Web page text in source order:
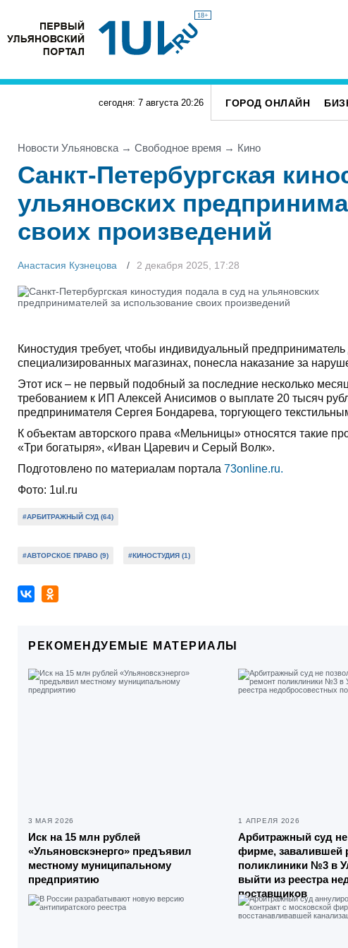
18+
сегодня: 7 августа 20:26 ГОРОД ОНЛАЙН
Новости Ульяновска → Свободное время → Кино
Санкт-Петербургская
ульяновских
своих произведений
Анастасия Кузнецова 2 декабря 2025, 17:28
Киностудия требует, чтобы индивидуальный
специализированных магазинах, понесла наказание за
Этот иск – не первый подобный за последние несколько
требованием к ИП Алексей Анисимов о выплате 20 тысяч
предпринимателя Сергея Бондарева, торгующего
К объектам авторского права «Мельницы» относятся такие
«Три богатыря», «Иван Царевич и Серый Волк».
Подготовлено по материалам портала 73online.ru.
Фото: 1ul.ru
#АРБИТРАЖНЫЙ СУД (64)
#АВТОРСКОЕ ПРАВО (9) #КИНОСТУДИЯ (1)
РЕКОМЕНДУЕМЫЕ МАТЕРИАЛЫ
3 МАЯ 2026
Иск на 15 млн рублей
«Ульяновскэнерго» предъявил
местному муниципальному
предприятию
1 АПРЕЛЯ 2026
Арбитражный суд
фирме, завалившей
поликлиники №3 в
выйти из реестра
поставщиков